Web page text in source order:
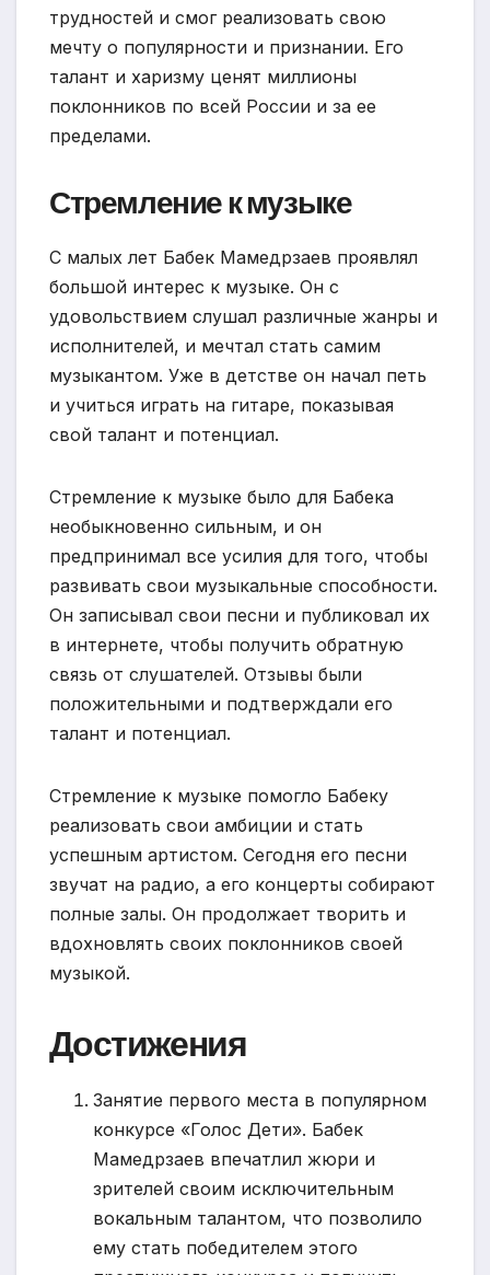
трудностей и смог реализовать свою
мечту о популярности и признании. Его
талант и харизму ценят миллионы
поклонников по всей России и за ее
пределами.
Стремление к музыке
С малых лет Бабек Мамедрзаев проявлял
большой интерес к музыке. Он с
удовольствием слушал различные жанры и
исполнителей, и мечтал стать самим
музыкантом. Уже в детстве он начал петь
и учиться играть на гитаре, показывая
свой талант и потенциал.
Стремление к музыке было для Бабека
необыкновенно сильным, и он
предпринимал все усилия для того, чтобы
развивать свои музыкальные способности.
Он записывал свои песни и публиковал их
в интернете, чтобы получить обратную
связь от слушателей. Отзывы были
положительными и подтверждали его
талант и потенциал.
Стремление к музыке помогло Бабеку
реализовать свои амбиции и стать
успешным артистом. Сегодня его песни
звучат на радио, а его концерты собирают
полные залы. Он продолжает творить и
вдохновлять своих поклонников своей
музыкой.
Достижения
Занятие первого места в популярном
конкурсе «Голос Дети». Бабек
Мамедрзаев впечатлил жюри и
зрителей своим исключительным
вокальным талантом, что позволило
ему стать победителем этого